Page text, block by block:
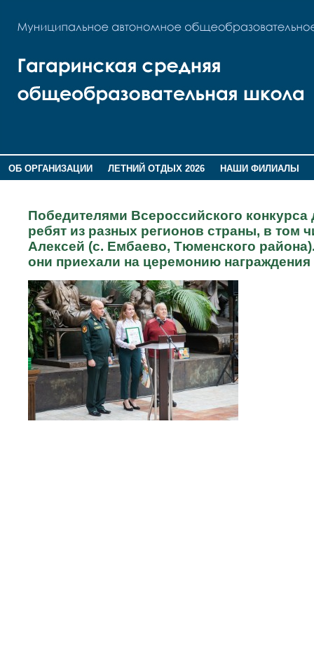
ОБ ОРГАНИЗАЦИИ ЛЕТНИЙ ОТДЫХ 2026
НАШИ ФИЛИАЛЫ
Победителями Всероссийского конкурса
ребят из разных регионов страны, в том
Алексей (с. Ембаево, Тюменского
они приехали на церемонию награждения